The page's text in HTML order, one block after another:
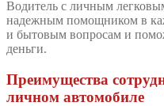
Водитель с личным
надежным помощником в
и бытовым вопросам и
деньги.
Преимущества
личном автомобиле